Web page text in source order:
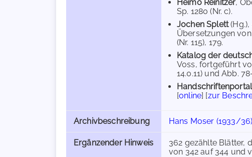
Heimo Reinitzer,
Sp. 1280 (Nr. c).
Jochen Splett(Hg.),
Übersetzungen
(Nr. 115), 179.
Katalog der
Voss, fortgeführt
14.0.11) und Abb.
Handschriftenportal
[online] [zur
Archivbeschreibung Hans Moser (1933/36)
Ergänzender Hinweis
362 gezählte Blätter,
von 342 auf 344 und